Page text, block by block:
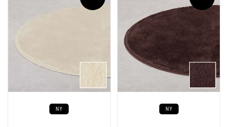
NY NY